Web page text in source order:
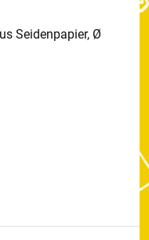
Seidenpapier, Ø